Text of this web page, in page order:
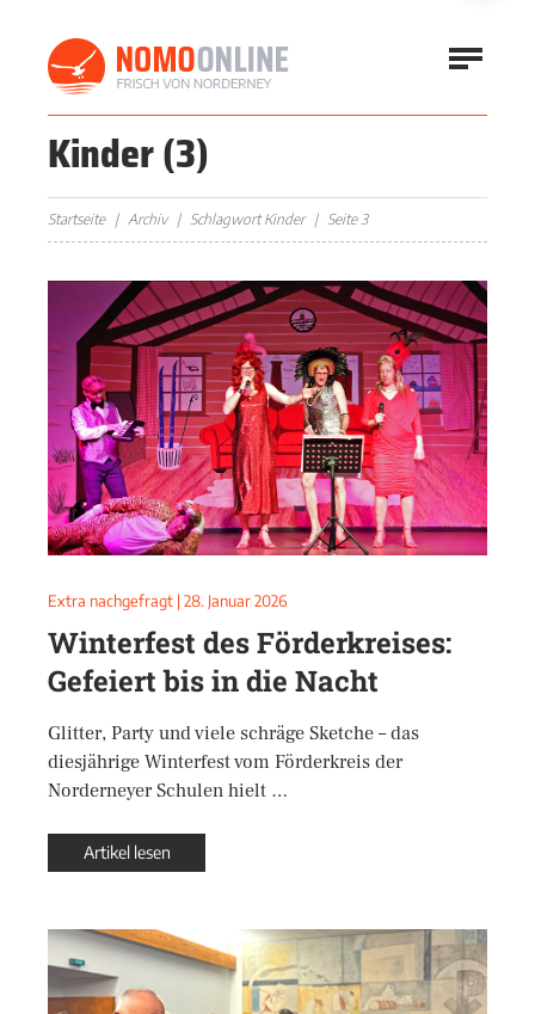
Kinder(3)
Startseite Archiv Schlagwort Kinder Seite 3
Extra nachgefragt | 28. Januar 2026
Winterfest des Förderkreises:
Gefeiert bis in die Nacht
Glitter, Party und viele schräge Sketche – das
diesjährige Winterfest vom Förderkreis der
Norderneyer Schulen hielt …
Artikel lesen